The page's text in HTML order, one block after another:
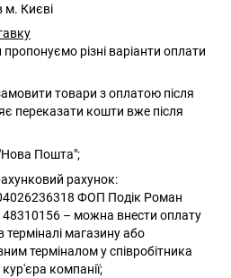
м. Києві
різні варіанти оплати
товари з оплатою після
переказати кошти вже після
Пошта";
рахунок:
ФОП Подік Роман
– можна внести оплату
магазину або
терміналом у співробітника
компанії;